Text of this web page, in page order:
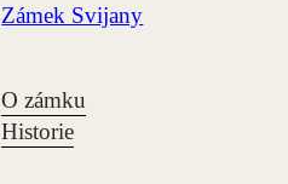
Zámek Svijany
O zámku
Historie